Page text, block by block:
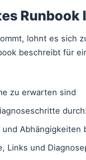
Runbook
lohnt es sich
beschreibt für
zu erwarten sind
und
Links und